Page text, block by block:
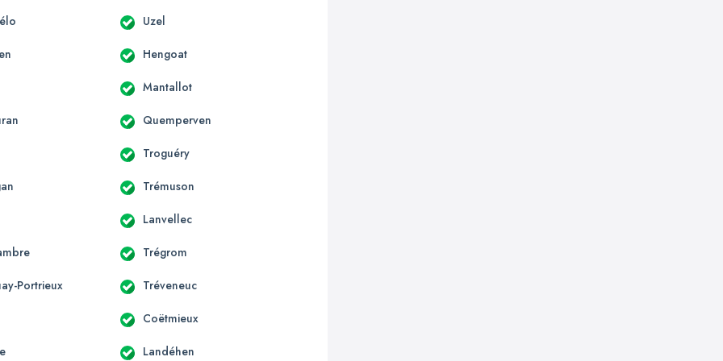
Uzel
Hengoat
Mantallot
Quemperven
Troguéry
Trémuson
Lanvellec
Trégrom
Portrieux Tréveneuc
Coëtmieux
Landéhen